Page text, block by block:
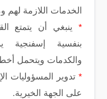
الخدمات اللازمة لهم
* ينبغي أن يتمتع
بنفسية إسفنجية
والكدمات ويتحمل
* تدوير المسؤوليات
على الجهة الخيرية.